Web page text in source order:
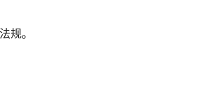
规。